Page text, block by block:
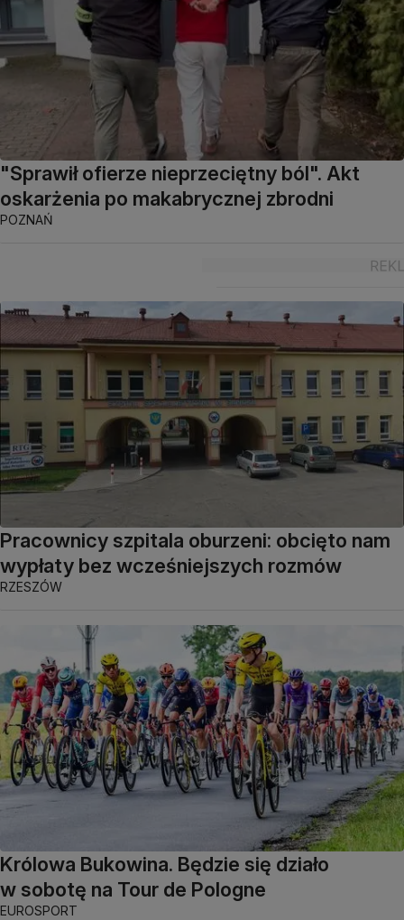
"Sprawił ofierze nieprzeciętny ból". Akt
oskarżenia po makabrycznej zbrodni
POZNAŃ
Pracownicy szpitala oburzeni: obcięto nam
wypłaty bez wcześniejszych rozmów
RZESZÓW
Królowa Bukowina. Będzie się działo
w sobotę na Tour de Pologne
EUROSPORT